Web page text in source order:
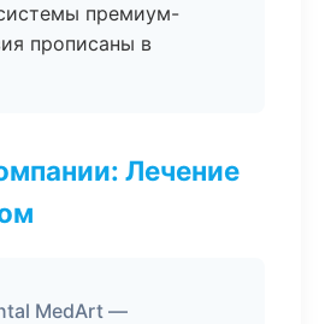
премиум-
прописаны в
Лечение
MedArt —